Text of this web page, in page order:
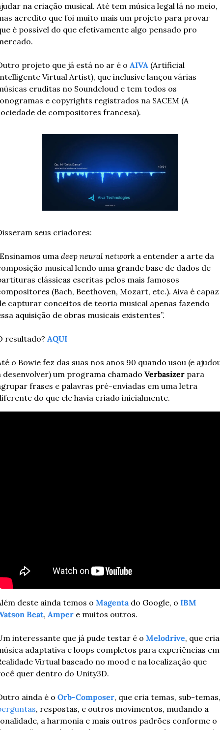
na criação musical. Até tem música legal lá no meio,
acredito que foi muito mais um projeto para provar
é possível do que efetivamente algo pensado pro
projeto que já está no ar é o AIVA (Artificial
Virtual Artist), que inclusive lançou várias
eruditas no Soundcloud e tem todos os
e copyrights registrados na SACEM (A
de compositores francesa).
seus criadores:
uma deep neural network a entender a arte da
musical lendo uma grande base de dados de
clássicas escritas pelos mais famosos
(Bach, Beethoven, Mozart, etc.). Aiva é capaz
capturar conceitos de teoria musical apenas fazendo
aquisição de obras musicais existentes”.
resultado? AQUI
o Bowie fez das suas nos anos 90 quando usou (e
desenvolver) um programa chamado Verbasizer para
frases e palavras pré-enviadas em uma letra
do que ele havia criado inicialmente.
deste ainda temos o Magenta do Google, o IBM
Beat, Amper e muitos outros.
interessante que já pude testar é o Melodrive, que cria
adaptativa e loops completos para experiências em
Virtual baseado no mood e na localização que
quer dentro do Unity3D.
ainda é o Orb-Composer
, respostas, e outros movimentos, mudando a
a harmonia e mais outros padrões conforme o